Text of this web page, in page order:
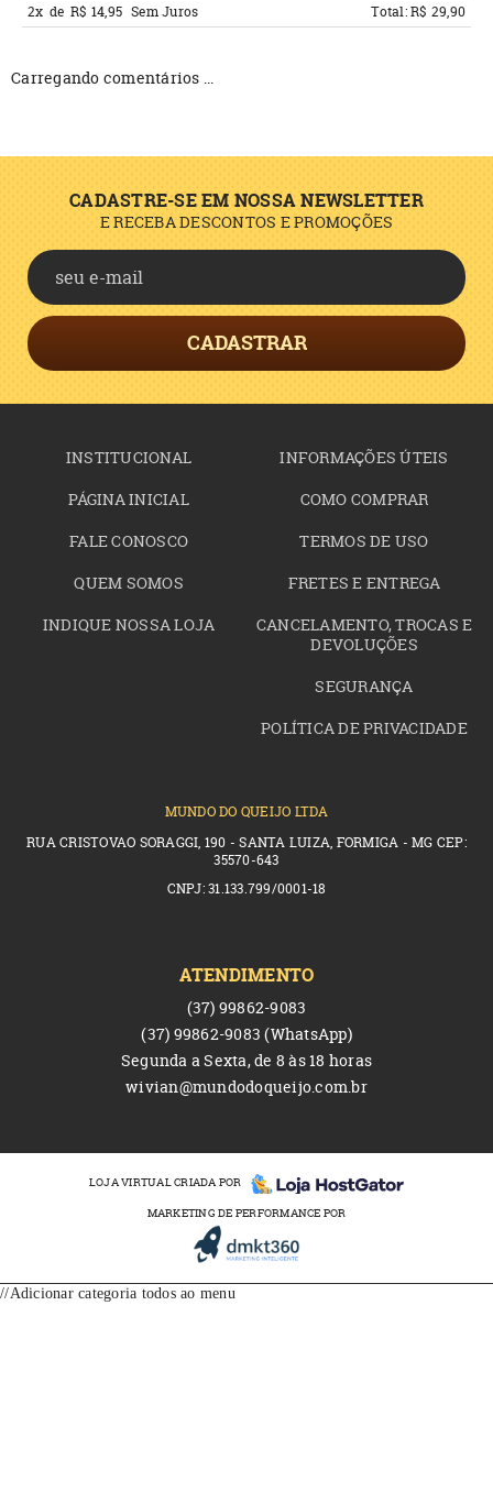
2x de R$ 14,95 Sem Juros Total: R$ 29,90
Carregando comentários ...
CADASTRE-SE EM NOSSA NEWSLETTER
E RECEBA DESCONTOS E PROMOÇÕES
CADASTRAR
INSTITUCIONAL
PÁGINA INICIAL
FALE CONOSCO
QUEM SOMOS
INDIQUE NOSSA LOJA
INFORMAÇÕES ÚTEIS
COMO COMPRAR
TERMOS DE USO
FRETES E ENTREGA
CANCELAMENTO, TROCAS E
DEVOLUÇÕES
SEGURANÇA
POLÍTICA DE PRIVACIDADE
MUNDO DO QUEIJO LTDA
RUA CRISTOVAO SORAGGI, 190 - SANTA LUIZA, FORMIGA - MG CEP:
35570-643
CNPJ: 31.133.799/0001-18
ATENDIMENTO
(37) 99862-9083
(37) 99862-9083(WhatsApp)
Segunda a Sexta, de 8 às 18 horas
wivian@mundodoqueijo.com.br
LOJA VIRTUAL CRIADA POR
MARKETING DE PERFORMANCE POR
//Adicionar categoria todos ao menu